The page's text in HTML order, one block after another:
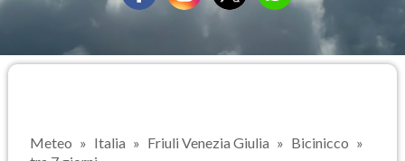
Meteo Italia Friuli Venezia Giulia
Bicinicco